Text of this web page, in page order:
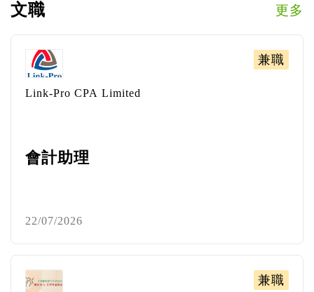
文職 更多
兼職
Link-Pro CPA Limited
會計助理
22/07/2026
兼職